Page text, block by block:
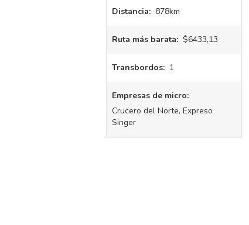
Distancia: 878km
Ruta más barata: $6433,13
Transbordos: 1
Empresas de micro:
Crucero del Norte, Expreso
Singer